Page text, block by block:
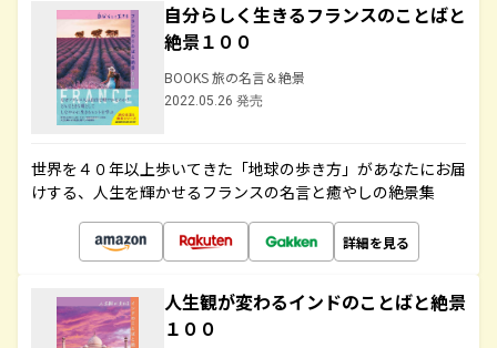
自分らしく生きるフランスのことばと
絶景１００
BOOKS 旅の名言＆絶景
2022.05.26 発売
世界を４０年以上歩いてきた「地球の歩き方」があなたにお届
けする、人生を輝かせるフランスの名言と癒やしの絶景集
詳細を見る
人生観が変わるインドのことばと絶景
１００